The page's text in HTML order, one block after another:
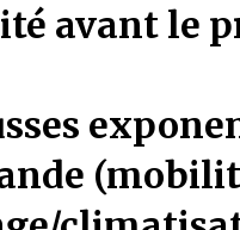
avant le